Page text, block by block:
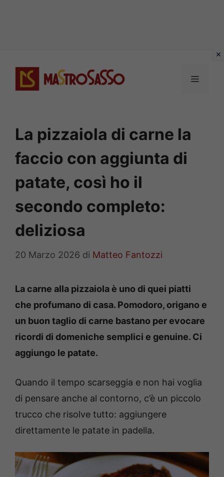
contenuto
MENU
La pizzaiola di carne la
faccio con aggiunta di
patate, così ho il
secondo completo:
deliziosa
20 Marzo 2026 di Matteo Fantozzi
La carne alla pizzaiola è uno di quei piatti
che profumano di casa. Pomodoro, origano e
un buon taglio di carne bastano per evocare
ricordi di domeniche semplici e genuine. Ci
aggiungo le patate.
Quando il tempo scarseggia e non hai voglia
di pensare anche al contorno, c’è un piccolo
trucco che risolve tutto: aggiungere
direttamente le patate in padella.